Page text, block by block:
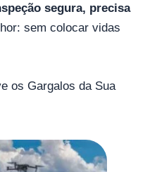
segura, precisa
sem colocar vidas
os Gargalos da Sua